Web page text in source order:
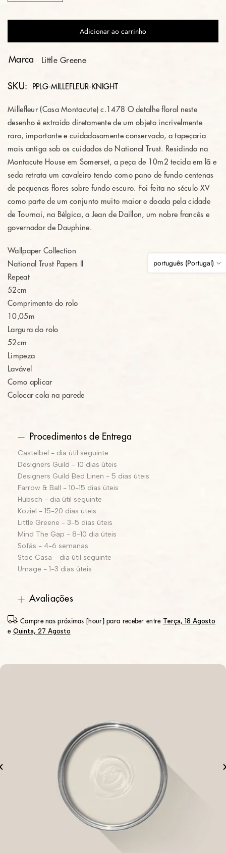
Adicionar ao carrinho
Marca Little Greene
SKU: PPLG-MILLEFLEUR-KNIGHT
Millefleur ​​(Casa Montacute) c.1478 O detalhe floral neste
desenho é extraído diretamente de um objeto incrivelmente
raro, importante e cuidadosamente conservado, a tapeçaria
mais antiga sob os cuidados do National Trust. Residindo na
Montacute House em Somerset, a peça de 10m2 tecida em lã e
seda retrata um cavaleiro tendo como pano de fundo centenas
de pequenas flores sobre fundo escuro. Foi feita no século XV
como parte de um conjunto muito maior e doada pela cidade
de Tournai, na Bélgica, a Jean de Daillon, um nobre francês e
governador de Dauphine.
Wallpaper Collection
National Trust Papers II
Repeat
52cm
Comprimento do rolo
10,05m
Largura do rolo
52cm
Limpeza
Lavável
Como aplicar
Colocar cola na parede
Procedimentos de Entrega
Castelbel - dia útil seguinte
Designers Guild - 10 dias úteis
Designers Guild Bed Linen - 5 dias úteis
Farrow & Ball - 10-15 dias úteis
Hubsch - dia útil seguinte
Koziel - 15-20 dias úteis
Little Greene - 3-5 dias úteis
Mind The Gap - 8-10 dia úteis
Sofás - 4-6 semanas
Stoc Casa - dia útil seguinte
Umage - 1-3 dias úteis
Avaliações
Compre nas próximas [hour] para receber entre Terça, 18 Agosto
e Quinta, 27 Agosto
português (Portugal)